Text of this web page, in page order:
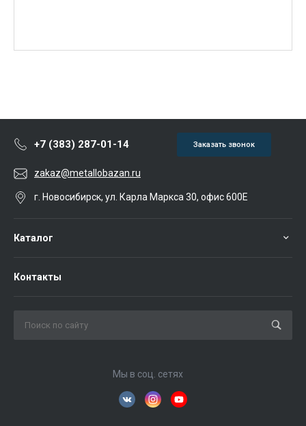
+7 (383) 287-01-14 Заказать звонок
zakaz@metallobazan.ru
г. Новосибирск, ул. Карла Маркса 30, офис 600Е
Каталог
Контакты
Мы в соц. сетях